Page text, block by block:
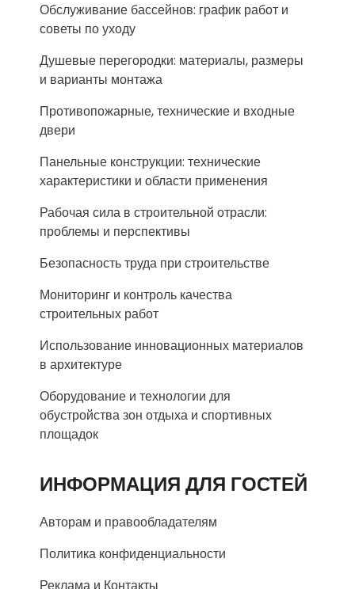
Обслуживание бассейнов: график работ и
советы по уходу
Душевые перегородки: материалы, размеры
и варианты монтажа
Противопожарные, технические и входные
двери
Панельные конструкции: технические
характеристики и области применения
Рабочая сила в строительной отрасли:
проблемы и перспективы
Безопасность труда при строительстве
Мониторинг и контроль качества
строительных работ
Использование инновационных материалов
в архитектуре
Оборудование и технологии для
обустройства зон отдыха и спортивных
площадок
ИНФОРМАЦИЯ ДЛЯ ГОСТЕЙ
Авторам и правообладателям
Политика конфиденциальности